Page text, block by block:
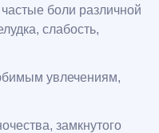
боли различной
слабость,
увлечениям,
замкнутого